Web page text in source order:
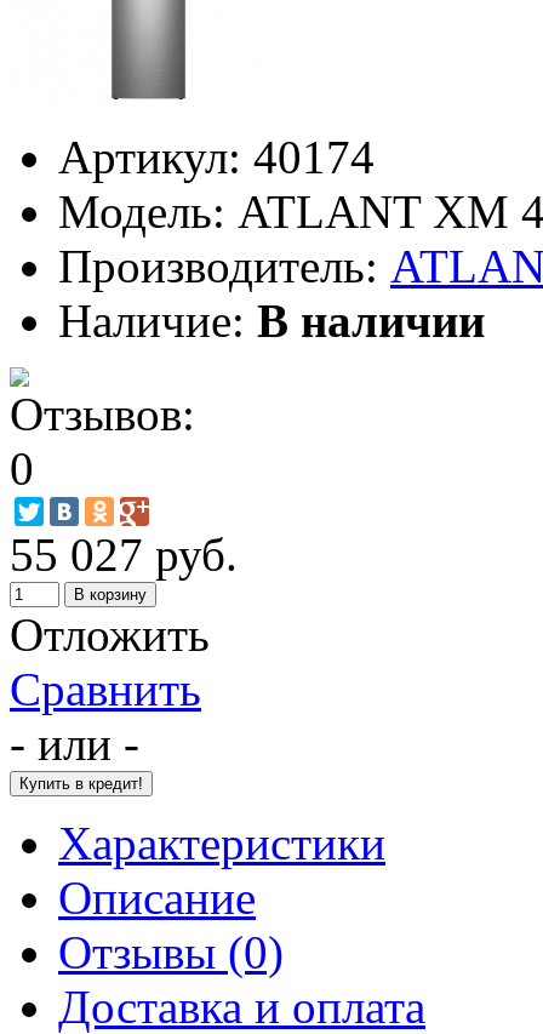
Артикул: 40174
Модель: ATLANT ХМ
Производитель:
Наличие: В наличии
55 027 руб.
Отложить
Сравнить
- или -
Характеристики
Описание
Отзывы (0)
Доставка и оплата